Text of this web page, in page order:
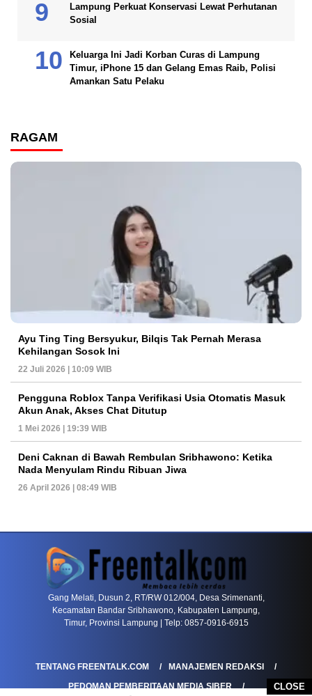
CLOSE
Lampung Perkuat Konservasi Lewat Perhutanan
Sosial
Keluarga Ini Jadi Korban Curas di Lampung
Timur, iPhone 15 dan Gelang Emas Raib, Polisi
Amankan Satu Pelaku
RAGAM
Ayu Ting Ting Bersyukur, Bilqis Tak Pernah Merasa
Kehilangan Sosok Ini
22 Juli 2026 | 10:09 WIB
Pengguna Roblox Tanpa Verifikasi Usia Otomatis Masuk
Akun Anak, Akses Chat Ditutup
1 Mei 2026 | 19:39 WIB
Deni Caknan di Bawah Rembulan Sribhawono: Ketika
Nada Menyulam Rindu Ribuan Jiwa
26 April 2026 | 08:49 WIB
PETIR800 LOGIN
Gang Melati, Dusun 2, RT/RW 012/004, Desa Srimenanti,
Kecamatan Bandar Sribhawono, Kabupaten Lampung,
Timur, Provinsi Lampung | Telp: 0857-0916-6915
TENTANG FREENTALK.COM
MANAJEMEN REDAKSI
PEDOMAN PEMBERITAAN MEDIA SIBER